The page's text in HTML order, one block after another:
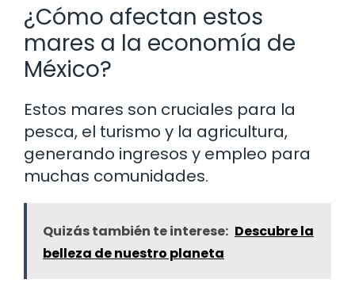
¿Cómo afectan estos
mares a la economía de
México?
Estos mares son cruciales para la
pesca, el turismo y la agricultura,
generando ingresos y empleo para
muchas comunidades.
Quizás también te interese: Descubre la
belleza de nuestro planeta